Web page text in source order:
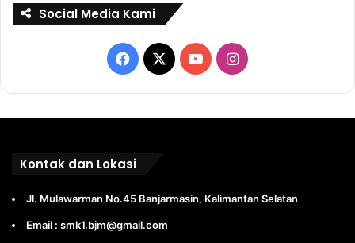
Social Media Kami
Facebook
X YouTubeInstagram
Kontak dan Lokasi
Jl. Mulawarman No.45 Banjarmasin, Kalimantan Selatan
Email : smk1.bjm@gmail.com